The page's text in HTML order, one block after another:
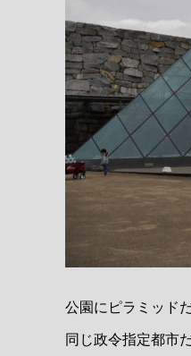
公園にピラミッド
同じ政令指定都市